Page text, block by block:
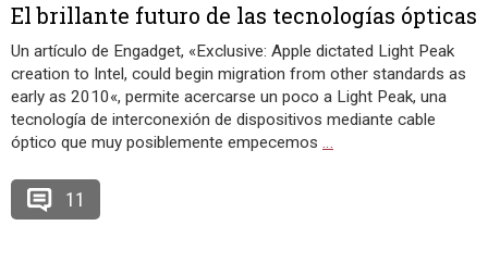
El brillante futuro de las tecnologías ópticas
Un artículo de Engadget, «Exclusive: Apple dictated Light Peak
creation to Intel, could begin migration from other standards as
early as 2010«, permite acercarse un poco a Light Peak, una
tecnología de interconexión de dispositivos mediante cable
óptico que muy posiblemente empecemos …
11